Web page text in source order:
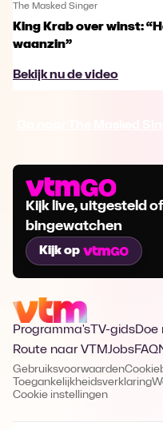
The Masked Singer
King Krab over winst:
waanzin”
Bekijk nu de video
Kijk live, uitgesteld
bingewatchen
Kijk op
Programma's TV-gidsDoe
Route naar VTMJobsFAQ
Gebruiksvoorwaarden
Toegankelijkheidsverklaring
Cookie instellingen